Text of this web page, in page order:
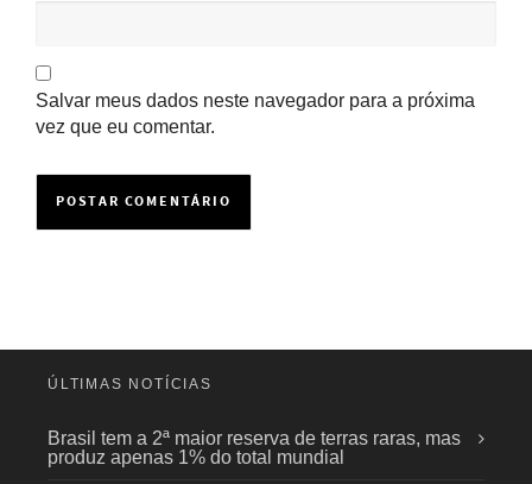
Salvar meus dados neste navegador para a próxima
vez que eu comentar.
ÚLTIMAS NOTÍCIAS
Brasil tem a 2ª maior reserva de terras raras, mas
produz apenas 1% do total mundial